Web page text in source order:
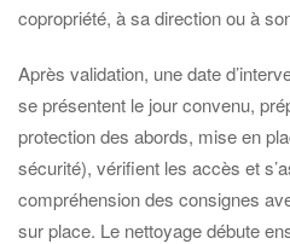
copropriété, à sa direction ou à
Après validation, une date
se présentent le jour convenu,
protection des abords, mise en
sécurité), vérifient les accès et
compréhension des consignes
sur place. Le nettoyage débute